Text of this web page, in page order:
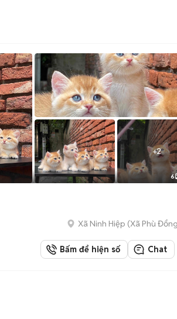
+2
6
Xã Ninh Hiệp (Xã Phù
Bấm để hiện số Chat